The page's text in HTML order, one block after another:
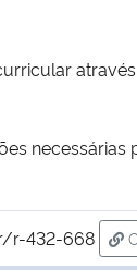
r-432-668